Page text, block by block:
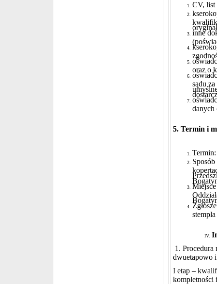
CV, list
inne
oraz o
sądu
danych
5. Termin i
1. Procedura
dwuetapowo
I etap –
kompletności